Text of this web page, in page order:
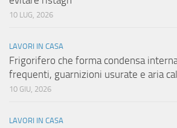
10 LUG, 2026
LAVORI IN CASA
Frigorifero che forma condensa
frequenti, guarnizioni usurate e aria
10 GIU, 2026
LAVORI IN CASA